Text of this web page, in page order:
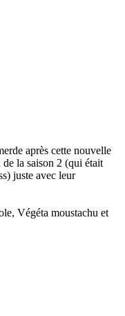
après cette nouvelle
la saison 2 (qui était
juste avec leur
Végéta moustachu et